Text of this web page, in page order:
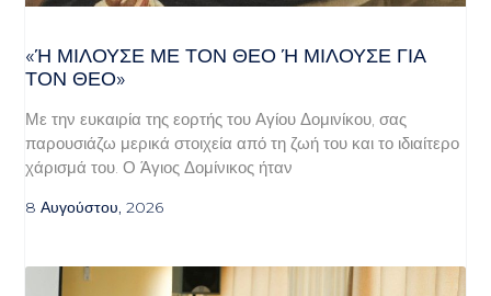
«Ή ΜΙΛΟΎΣΕ ΜΕ ΤΟΝ ΘΕΌ Ή ΜΙΛΟΎΣΕ ΓΙΑ ΤΟ
Ν ΘΕΌ»
Με την ευκαιρία της εορτής του Αγίου Δομινίκου, σας
παρουσιάζω μερικά στοιχεία από τη ζωή του και το ιδιαίτερο
χάρισμά του. Ο Άγιος Δομίνικος ήταν
8 Αυγούστου, 2026